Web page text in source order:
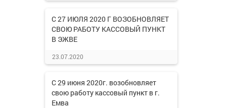
С 27 ИЮЛЯ 2020 Г ВОЗОБНОВЛЯЕТ
СВОЮ РАБОТУ КАССОВЫЙ ПУНКТ
В ЭЖВЕ
23.07.2020
С 29 июня 2020г. возобновляет
свою работу кассовый пункт в г.
Емва